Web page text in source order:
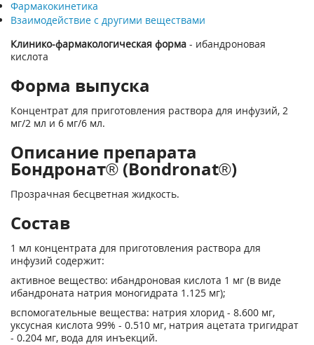
Фармакокинетика
Взаимодействие с другими веществами
Клинико-фармакологическая форма - ибандроновая
кислота
Форма выпуска
Концентрат для приготовления раствора для инфузий, 2
мг/2 мл и 6 мг/6 мл.
Описание препарата
Бондронат® (Bondronat®)
Прозрачная бесцветная жидкость.
Состав
1 мл концентрата для приготовления раствора для
инфузий содержит:
активное вещество: ибандроновая кислота 1 мг (в виде
ибандроната натрия моногидрата 1.125 мг);
вспомогательные вещества: натрия хлорид - 8.600 мг,
уксусная кислота 99% - 0.510 мг, натрия ацетата тригидрат
- 0.204 мг, вода для инъекций.